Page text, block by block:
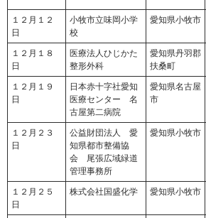
１２月１２
日
小牧市立味岡小学
校
愛知県小牧市
１２月１８
日
医療法人ひじかた
整形外科
愛知県丹羽郡
扶桑町
１２月１９
日
日本赤十字社愛知
医療センター 名
古屋第二病院
愛知県名古屋
市
１２月２３
日
公益財団法人 愛
知県都市整備協
会 尾張広域緑道
管理事務所
愛知県小牧市
１２月２５
日
株式会社国盛化学 愛知県小牧市